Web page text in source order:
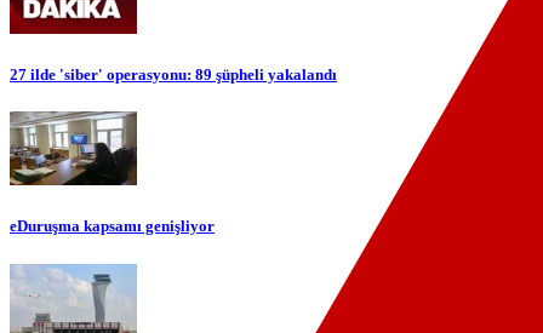
27 ilde 'siber' operasyonu: 89 şüpheli yakalandı
eDuruşma kapsamı genişliyor